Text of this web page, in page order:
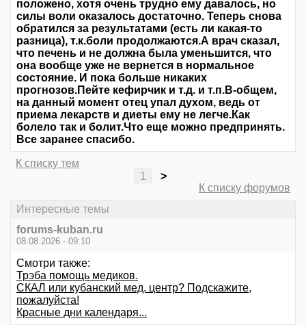
положено, хотя очень трудно ему давалось, но
силы воли оказалось достаточно. Теперь снова
обратился за результатами (есть ли какая-то
разница), т.к.боли продолжаются.А врач сказал,
что печень и не должна была уменьшится, что
она вообще уже не вернется в нормальное
состояние. И пока больше никаких
прогнозов.Пейте кефирчик и т.д. и т.п.В-общем,
на данный момент отец упал духом, ведь от
приема лекарств и диеты ему не легче.Как
болело так и болит.Что еще можно предпринять.
Все заранее спасибо.
К списку тем
1
>
К списку форумов
Интересные темы
forums-kuban.ru
08.08.2026 - 09:10
Смотри также:
Трэба помощь медиков.
СКАЛ или кубанский мед. центр? Подскажите,
пожалуйста!
Красные дни календаря...